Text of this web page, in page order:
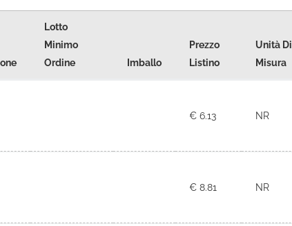
Lotto
Minimo
Ordine
Imballo
Prezzo
Listino
Unità Di
Misura
€ 6.13 NR
€ 8.81 NR